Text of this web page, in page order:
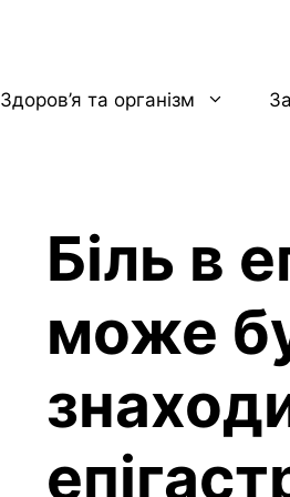
Здоров’я та організм
Біль в
може